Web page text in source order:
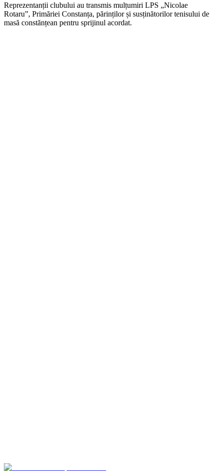
Reprezentanții clubului au transmis mulțumiri LPS „Nicolae
Rotaru”, Primăriei Constanța, părinților și susținătorilor tenisului de
masă constănțean pentru sprijinul acordat.